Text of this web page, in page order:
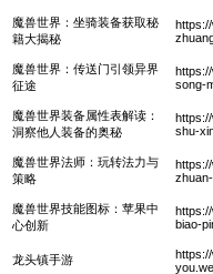
魔兽世界：坐骑装备获取秘
籍大揭秘
魔兽世界：传送门引领异界
征途
song-
魔兽世界装备属性表解读：
洞察他人装备的奥秘
shu-
魔兽世界法师：玩转法力与
策略
魔兽世界技能图标：苹果中
心创新
biao-
龙头镇手游